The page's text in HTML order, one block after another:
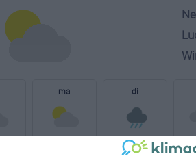
ma di
29° 19°